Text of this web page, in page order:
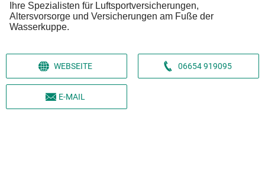
Ihre Spezialisten für Luftsportversicherungen,
Altersvorsorge und Versicherungen am Fuße der
Wasserkuppe.
WEBSEITE 06654 919095
E-MAIL